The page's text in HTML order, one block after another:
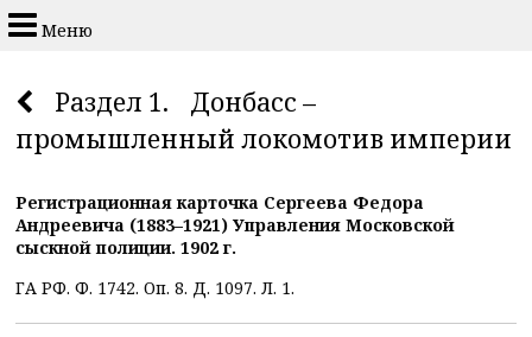
Меню
Раздел 1. Донбасс –
промышленный локомотив империи
Регистрационная карточка Сергеева Федора
Андреевича (1883–1921) Управления Московской
сыскной полиции. 1902 г.
ГА РФ. Ф. 1742. Оп. 8. Д. 1097. Л. 1.